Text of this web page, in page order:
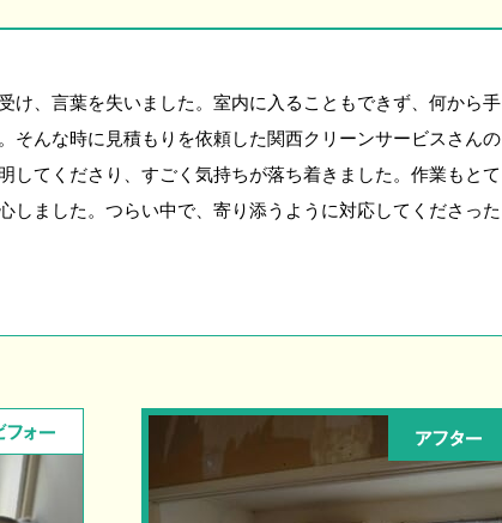
け、言葉を失いました。室内に入ることもできず、何から手
そんな時に見積もりを依頼した関西クリーンサービスさんの
してくださり、すごく気持ちが落ち着きました。作業もとて
しました。つらい中で、寄り添うように対応してくださった
フォー アフター